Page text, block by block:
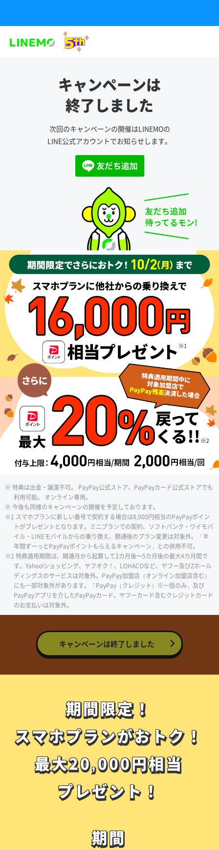
キャンペーンは
終了しました
次回のキャンペーンの開催はLINEMOの
LINE公式アカウントでお知らせします。
※ 特典は出金・譲渡不可。 PayPay公式ストア、PayPayカード公式ストアでも
利用可能。 オンライン専用。
※ 今後も同様のキャンペーンの開催を予定しております。
※1 スマホプランに新しい番号で契約する場合は8,000円相当のPayPayポイン
トがプレゼントとなります。ミニプランでの契約、ソフトバンク・ワイモバ
イル・LINEモバイルからの乗り換え、開通後のプラン変更は対象外。「半
年間ずーっとPayPayポイントもらえるキャンペーン」との併用不可。
※2 特典適用期間は、開通月から起算して2カ月後～5カ月後の最大4カ月間で
す。Yahoo!ショッピング、ヤフオク！、LOHACOなど、ヤフー及びZホール
ディングスのサービスは対象外。PayPay加盟店（オンライン加盟店含む）
にも一部対象外があります。「PayPay（クレジット）※一括のみ」及び
PayPayアプリを介したPayPayカード、ヤフーカード含むクレジットカード
のお支払いは対象外。
キャンペーンは終了しました
期間限定！
期間限定！
スマホプランがおトク！
スマホプランがおトク！
最大20,000円相当
プレゼント！
最大20,000円相当
プレゼント！
期間
期間